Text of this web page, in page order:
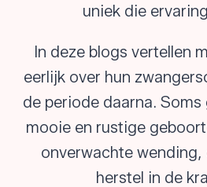
uniek die
In deze blogs vertellen
eerlijk over hun
de periode daarna.
mooie en rustige
onverwachte wending,
herstel in de